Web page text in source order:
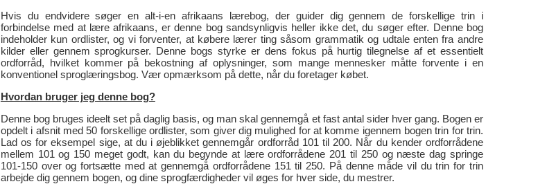
Hvis du endvidere søger en alt-i-en afrikaans lærebog, der guider dig gennem de forskellige trin i
forbindelse med at lære afrikaans, er denne bog sandsynligvis heller ikke det, du søger efter. Denne bog
indeholder kun ordlister, og vi forventer, at købere lærer ting såsom grammatik og udtale enten fra andre
kilder eller gennem sprogkurser. Denne bogs styrke er dens fokus på hurtig tilegnelse af et essentielt
ordforråd, hvilket kommer på bekostning af oplysninger, som mange mennesker måtte forvente i en
konventionel sproglæringsbog. Vær opmærksom på dette, når du foretager købet.
Hvordan bruger jeg denne bog?
Denne bog bruges ideelt set på daglig basis, og man skal gennemgå et fast antal sider hver gang. Bogen er
opdelt i afsnit med 50 forskellige ordlister, som giver dig mulighed for at komme igennem bogen trin for trin.
Lad os for eksempel sige, at du i øjeblikket gennemgår ordforråd 101 til 200. Når du kender ordforrådene
mellem 101 og 150 meget godt, kan du begynde at lære ordforrådene 201 til 250 og næste dag springe
101-150 over og fortsætte med at gennemgå ordforrådene 151 til 250. På denne måde vil du trin for trin
arbejde dig gennem bogen, og dine sprogfærdigheder vil øges for hver side, du mestrer.